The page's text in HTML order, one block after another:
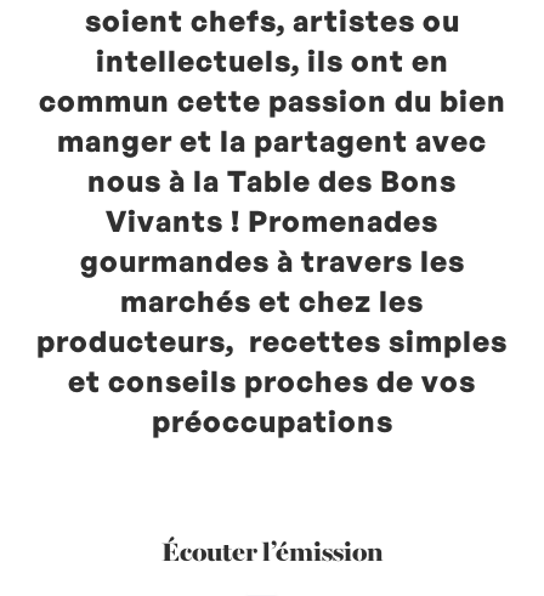
soient chefs, artistes ou
intellectuels, ils ont en
commun cette passion du bien
manger et la partagent avec
nous à la Table des Bons
Vivants ! Promenades
gourmandes à travers les
marchés et chez les
producteurs, recettes simples
et conseils proches de vos
préoccupations
Écouter l’émission